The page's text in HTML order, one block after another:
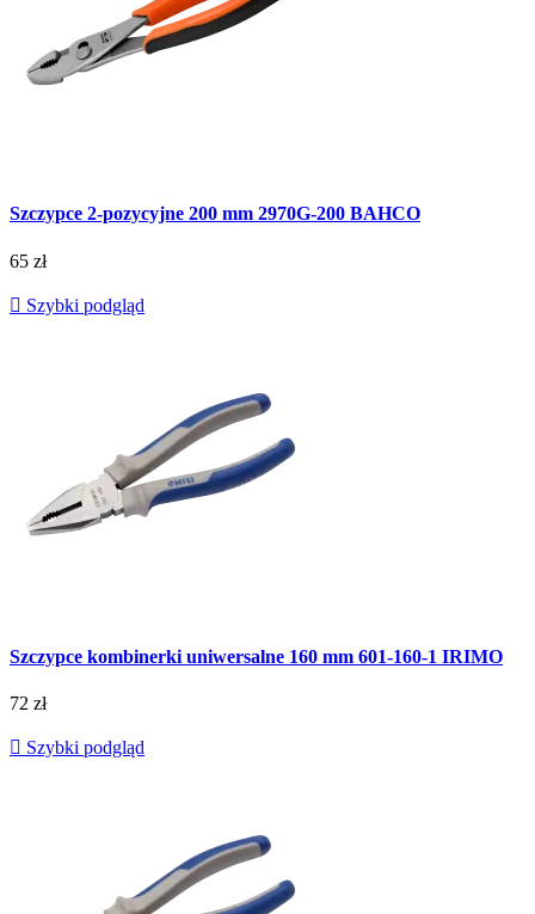
Szczypce 2-pozycyjne 200 mm 2970G-200 BAHCO
65 zł
 Szybki podgląd
Szczypce kombinerki uniwersalne 160 mm 601-160-1 IRIMO
72 zł
 Szybki podgląd